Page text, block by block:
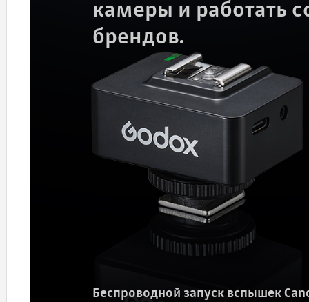
камеры и работать
брендов.
Беспроводной запуск вспышек